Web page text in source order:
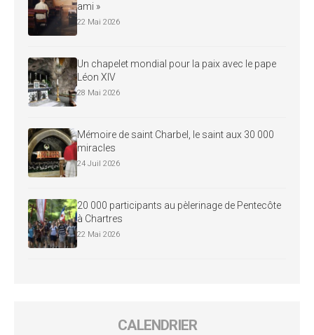
ami »
22 Mai 2026
Un chapelet mondial pour la paix avec le pape
Léon XIV
28 Mai 2026
Mémoire de saint Charbel, le saint aux 30 000
miracles
24 Juil 2026
20 000 participants au pèlerinage de Pentecôte
à Chartres
22 Mai 2026
CALENDRIER